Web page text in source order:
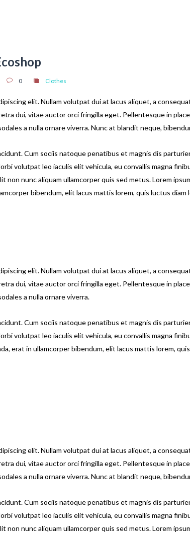
0 Clothes
elit. Nullam volutpat dui at lacus aliquet, a
dui, vitae auctor orci fringilla eget. Pellentesque in
a nulla ornare viverra. Nunc at blandit neque,
Cum sociis natoque penatibus et magnis dis
volutpat leo iaculis elit vehicula, eu convallis magna
non nunc aliquam ullamcorper quis sed metus. Lorem
bibendum, elit lacus mattis lorem, quis luctus diam
elit. Nullam volutpat dui at lacus aliquet, a
dui, vitae auctor orci fringilla eget. Pellentesque in
a nulla ornare viverra.
Cum sociis natoque penatibus et magnis dis
volutpat leo iaculis elit vehicula, eu convallis magna
erat in ullamcorper bibendum, elit lacus mattis lorem,
elit. Nullam volutpat dui at lacus aliquet, a
dui, vitae auctor orci fringilla eget. Pellentesque in
a nulla ornare viverra. Nunc at blandit neque,
Cum sociis natoque penatibus et magnis dis
volutpat leo iaculis elit vehicula, eu convallis magna
non nunc aliquam ullamcorper quis sed metus. Lorem